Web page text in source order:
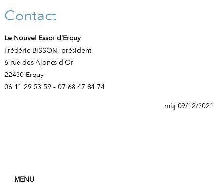
Contact
Le Nouvel Essor d’Erquy
Frédéric BISSON, président
6 rue des Ajoncs d’Or
22430 Erquy
06 11 29 53 59 – 07 68 47 84 74
màj 09/12/2021
MENU